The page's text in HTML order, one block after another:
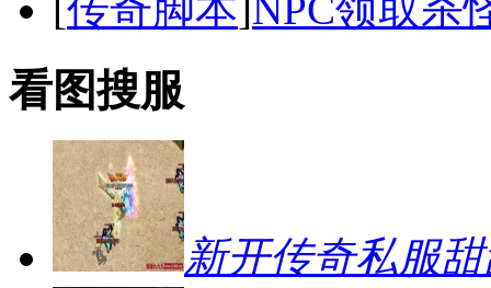
看图搜服
新开传奇私服